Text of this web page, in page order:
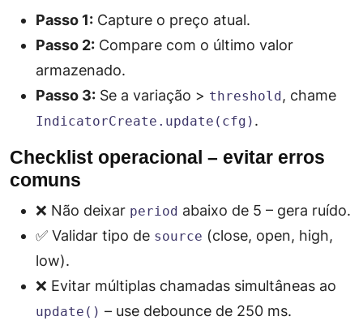
Passo 1: Capture o preço atual.
Passo 2: Compare com o último valor
armazenado.
Passo 3: Se a variação > threshold, chame
IndicatorCreate.update(cfg) .
Checklist operacional – evitar erros
comuns
❌ Não deixar period abaixo de 5 – gera ruído.
✅ Validar tipo de source (close, open, high,
low).
❌ Evitar múltiplas chamadas simultâneas ao
update() – use debounce de 250 ms.